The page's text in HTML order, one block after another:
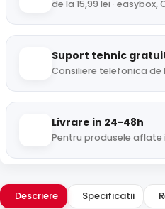
de la 15,99 lei ·
Suport tehnic
Consiliere telefonica de
Livrare in 24-48h
Pentru produsele aflate
Descriere Specificatii